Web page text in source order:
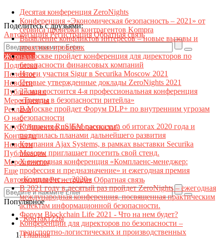
Поделитесь с друзьями:
АвторизацияРегистрацияОбратная связь
Журналы
Подписка
Полезное
Новости
Публикации
Мероприятия
Реклама
О нас
Клуб "Директор по безопасности"
Контакты
Новости
Публикации
Мероприятия
Еще
АвторизацияРегистрация Обратная связь
Популярное
Десятая конференция ZeroNights
Конференция «Экономическая безопасность – 2021» от
сервиса проверки контрагентов Kompra
Выявление конфликтов интересов – новые вызовы и
практики проверок
В Москве пройдет конференция для директоров по
безопасности финансовых компаний
Итоги участия Sigur в Securika Moscow 2021
Первые утвержденные доклады ZeroNights 2021
27 мая состоится 4-я профессиональная конференция
«Тренды в безопасности ритейла»
В Москве пройдет Форум DLP+ по внутренним угрозам
безопасности
Компания RuSIEM рассказала об итогах 2020 года и
поделилась планами дальнейшего развития
Компания Ajax Systems, в рамках выставки Securika
Moscow приглашает посетить свой стенд.
X ежегодная конференция «Комплаенс-менеджер:
профессия и предназначение» и ежегодная премия
«Комплаенс — 2020»
В 2021 году в десятый раз пройдет ZeroNights – ежегодная
международная конференция, посвященная практическим
аспектам информационной безопасности.
Форум Blockchain Life 2021 - Что на нем будет?
Конференции для директоров по безопасности –
транспортно-логистических и производственных
Контакт22ы
Главная